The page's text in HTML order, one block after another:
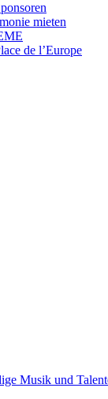
mieten
de l’Europe
Musik und